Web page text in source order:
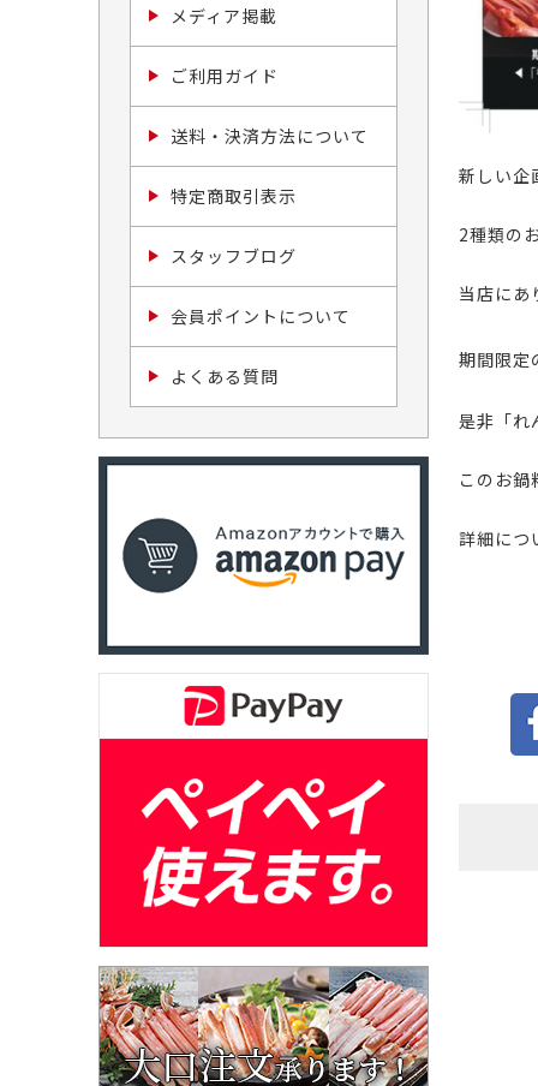
新しい企
2種類の
当店に
期間限定
是非「れ
このお
詳細につ
メディア掲載
ご利用ガイド
送料・決済方法について
特定商取引表示
スタッフブログ
会員ポイントについて
よくある質問